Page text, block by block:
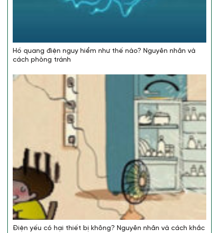
Hồ quang điện nguy hiểm như thế nào? Nguyên nhân và
cách phòng tránh
Điện yếu có hại thiết bị không? Nguyên nhân và cách khắc